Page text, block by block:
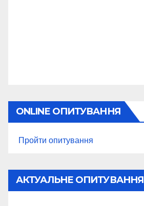
ONLINE ОПИТУВАННЯ
Пройти опитування
АКТУАЛЬНЕ ОПИТУВАННЯ